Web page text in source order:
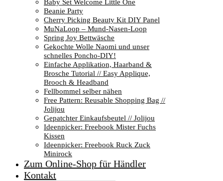
Baby Set Welcome Little One
Beanie Party
Cherry Picking Beauty Kit DIY Panel
MuNaLoop – Mund-Nasen-Loop
Spring Joy Bettwäsche
Gekochte Wolle Naomi und unser
schnelles Poncho-DIY!
Einfache Applikation, Haarband &
Brosche Tutorial // Easy Applique,
Brooch & Headband
Fellbommel selber nähen
Free Pattern: Reusable Shopping Bag //
Jolijou
Gepatchter Einkaufsbeutel // Jolijou
Ideenpicker: Freebook Mister Fuchs
Kissen
Ideenpicker: Freebook Ruck Zuck
Minirock
Zum Online-Shop für Händler
Kontakt